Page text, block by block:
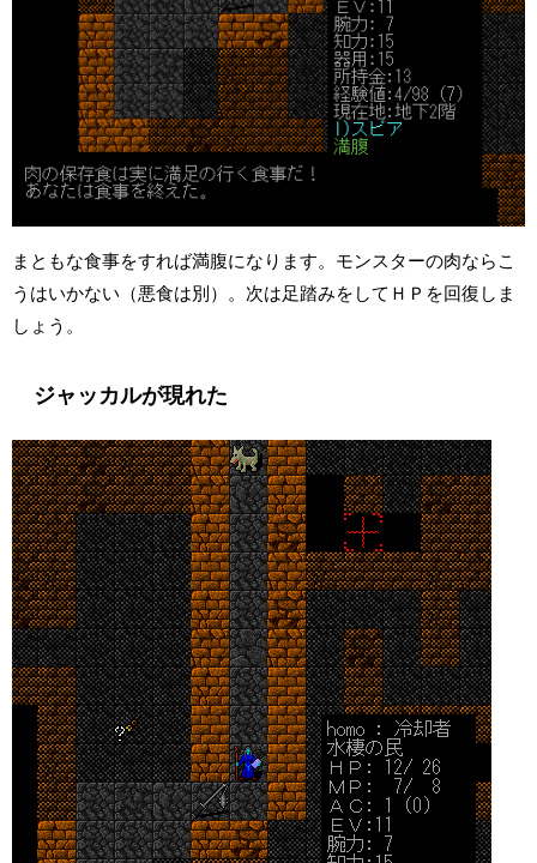
まともな食事をすれば満腹になります。モンスターの肉ならこ
うはいかない（悪食は別）。次は足踏みをしてＨＰを回復しま
しょう。
ジャッカルが現れた